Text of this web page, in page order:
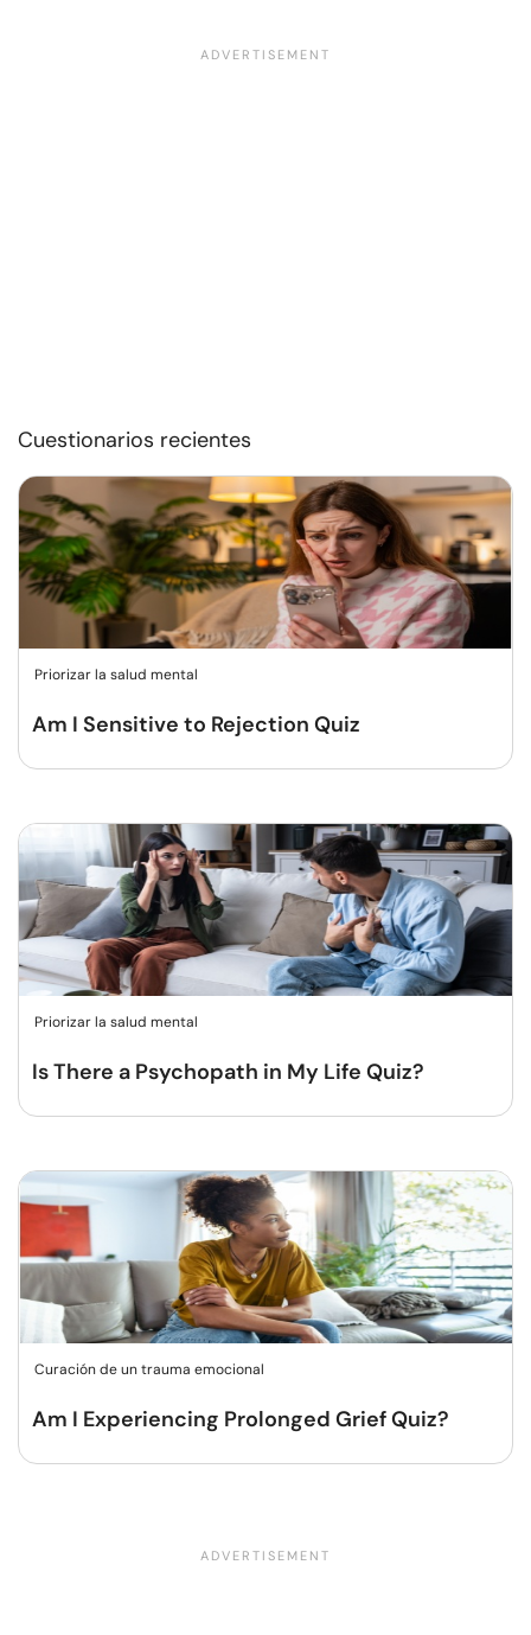
Cuestionarios recientes
Priorizar la salud mental
Am I Sensitive to Rejection Quiz
Priorizar la salud mental
Is There a Psychopath in My Life Quiz?
Curación de un trauma emocional
Am I Experiencing Prolonged Grief Quiz?